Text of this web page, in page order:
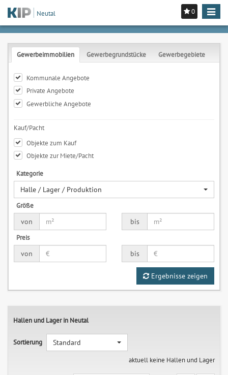
0
Toggle
Neutal
Gewerbeimmobilien Gewerbegrundstücke Gewerbegebiete
Kommunale Angebote
Private Angebote
Gewerbliche Angebote
Kauf/Pacht
Objekte zum Kauf
Objekte zur Miete/Pacht
Kategorie
Halle / Lager / Produktion
Größe
von
bis
Preis
von
bis
Ergebnisse zeigen
Hallen und Lager in Neutal
Sortierung
Standard
aktuell keine Hallen und Lager